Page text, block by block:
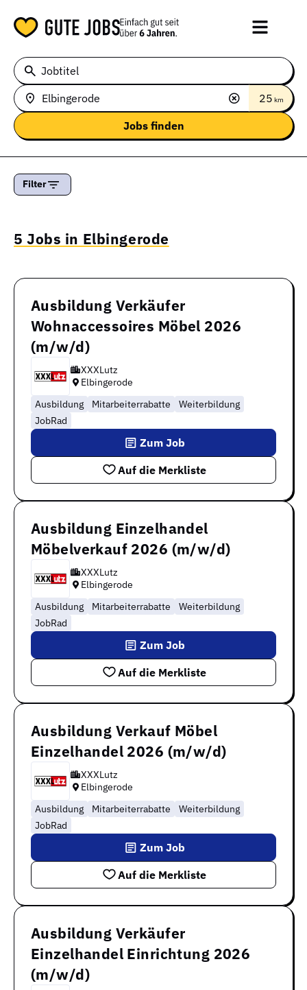
Jobtitel
25 km
Filter
5 Jobs in Elbingerode
Ausbildung Verkäufer
Wohnaccessoires Möbel 2026
(m/w/d)
XXXLutz
Elbingerode
Ausbildung
Mitarbeiterrabatte
Weiterbildung
JobRad
Auf die Merkliste
Zum Job
Ausbildung Einzelhandel
Möbelverkauf 2026 (m/w/d)
XXXLutz
Elbingerode
Ausbildung
Mitarbeiterrabatte
Weiterbildung
JobRad
Auf die Merkliste
Zum Job
Ausbildung Verkauf Möbel
Einzelhandel 2026 (m/w/d)
XXXLutz
Elbingerode
Ausbildung
Mitarbeiterrabatte
Weiterbildung
JobRad
Auf die Merkliste
Zum Job
Ausbildung Verkäufer
Einzelhandel Einrichtung 2026
(m/w/d)